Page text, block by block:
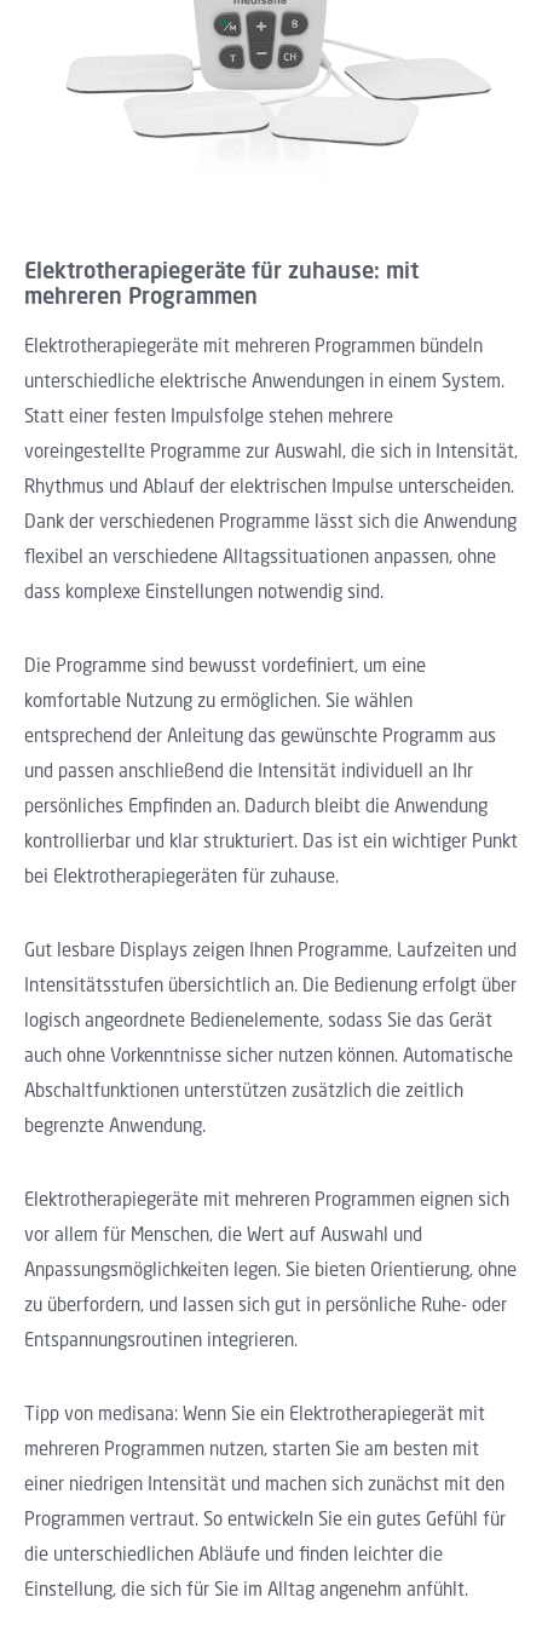
Elektrotherapiegeräte für zuhause: mit
mehreren Programmen
Elektrotherapiegeräte mit mehreren Programmen bündeln
unterschiedliche elektrische Anwendungen in einem System.
Statt einer festen Impulsfolge stehen mehrere
voreingestellte Programme zur Auswahl, die sich in Intensität,
Rhythmus und Ablauf der elektrischen Impulse unterscheiden.
Dank der verschiedenen Programme lässt sich die Anwendung
flexibel an verschiedene Alltagssituationen anpassen, ohne
dass komplexe Einstellungen notwendig sind.
Die Programme sind bewusst vordefiniert, um eine
komfortable Nutzung zu ermöglichen. Sie wählen
entsprechend der Anleitung das gewünschte Programm aus
und passen anschließend die Intensität individuell an Ihr
persönliches Empfinden an. Dadurch bleibt die Anwendung
kontrollierbar und klar strukturiert. Das ist ein wichtiger Punkt
bei Elektrotherapiegeräten für zuhause.
Gut lesbare Displays zeigen Ihnen Programme, Laufzeiten und
Intensitätsstufen übersichtlich an. Die Bedienung erfolgt über
logisch angeordnete Bedienelemente, sodass Sie das Gerät
auch ohne Vorkenntnisse sicher nutzen können. Automatische
Abschaltfunktionen unterstützen zusätzlich die zeitlich
begrenzte Anwendung.
Elektrotherapiegeräte mit mehreren Programmen eignen sich
vor allem für Menschen, die Wert auf Auswahl und
Anpassungsmöglichkeiten legen. Sie bieten Orientierung, ohne
zu überfordern, und lassen sich gut in persönliche Ruhe- oder
Entspannungsroutinen integrieren.
Tipp von medisana: Wenn Sie ein Elektrotherapiegerät mit
mehreren Programmen nutzen, starten Sie am besten mit
einer niedrigen Intensität und machen sich zunächst mit den
Programmen vertraut. So entwickeln Sie ein gutes Gefühl für
die unterschiedlichen Abläufe und finden leichter die
Einstellung, die sich für Sie im Alltag angenehm anfühlt.